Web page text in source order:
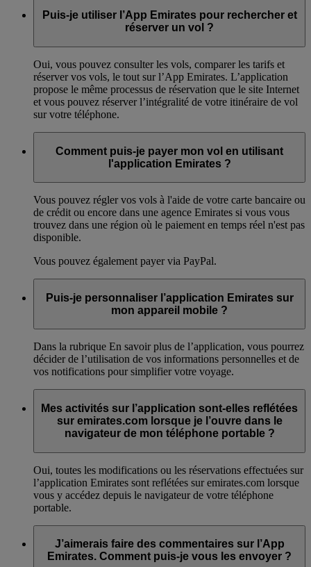
Puis-je utiliser l’App Emirates pour rechercher et
réserver un vol ?
Oui, vous pouvez consulter les vols, comparer les tarifs et
réserver vos vols, le tout sur l’App Emirates. L’application
propose le même processus de réservation que le site Internet
et vous pouvez réserver l’intégralité de votre itinéraire de vol
sur votre téléphone.
Comment puis-je payer mon vol en utilisant
l'application Emirates ?
Vous pouvez régler vos vols à l'aide de votre carte bancaire ou
de crédit ou encore dans une agence Emirates si vous vous
trouvez dans une région où le paiement en temps réel n'est pas
disponible.
Vous pouvez également payer via PayPal.
Puis-je personnaliser l’application Emirates sur
mon appareil mobile ?
Dans la rubrique En savoir plus de l’application, vous pourrez
décider de l’utilisation de vos informations personnelles et de
vos notifications pour simplifier votre voyage.
Mes activités sur l’application sont-elles reflétées
sur emirates.com lorsque je l’ouvre dans le
navigateur de mon téléphone portable ?
Oui, toutes les modifications ou les réservations effectuées sur
l’application Emirates sont reflétées sur emirates.com lorsque
vous y accédez depuis le navigateur de votre téléphone
portable.
J’aimerais faire des commentaires sur l’App
Emirates. Comment puis-je vous les envoyer ?